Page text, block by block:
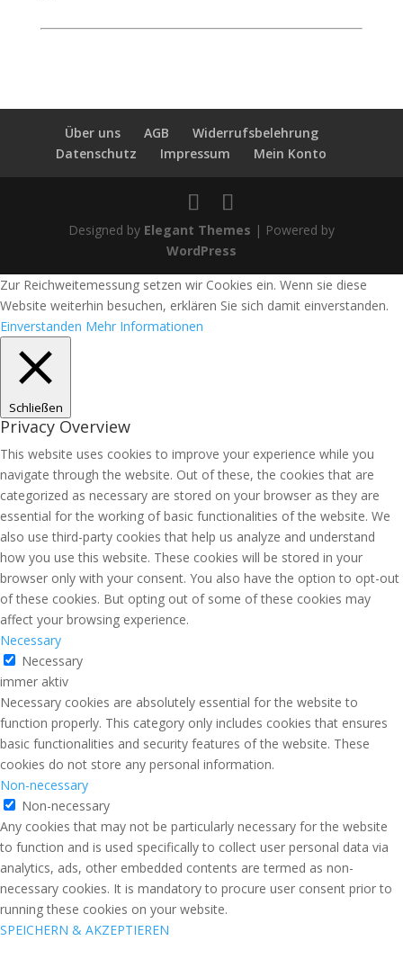
Über uns AGB
Widerrufsbelehrung
Datenschutz
Impressum Mein Konto
Designed by Elegant Themes | Powered by
WordPress
Zur Reichweitemessung setzen wir Cookies ein. Wenn sie diese
Website weiterhin besuchen, erklären Sie sich damit einverstanden.
Einverstanden Mehr Informationen
Schließen
Privacy Overview
This website uses cookies to improve your experience while you
navigate through the website. Out of these, the cookies that are
categorized as necessary are stored on your browser as they are
essential for the working of basic functionalities of the website. We
also use third-party cookies that help us analyze and understand
how you use this website. These cookies will be stored in your
browser only with your consent. You also have the option to opt-out
of these cookies. But opting out of some of these cookies may
affect your browsing experience.
Necessary
Necessary
immer aktiv
Necessary cookies are absolutely essential for the website to
function properly. This category only includes cookies that ensures
basic functionalities and security features of the website. These
cookies do not store any personal information.
Non-necessary
Non-necessary
Any cookies that may not be particularly necessary for the website
to function and is used specifically to collect user personal data via
analytics, ads, other embedded contents are termed as non-
necessary cookies. It is mandatory to procure user consent prior to
running these cookies on your website.
SPEICHERN & AKZEPTIEREN